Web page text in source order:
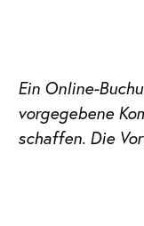
Ein Online-
vorgegebene
schaffen. Die